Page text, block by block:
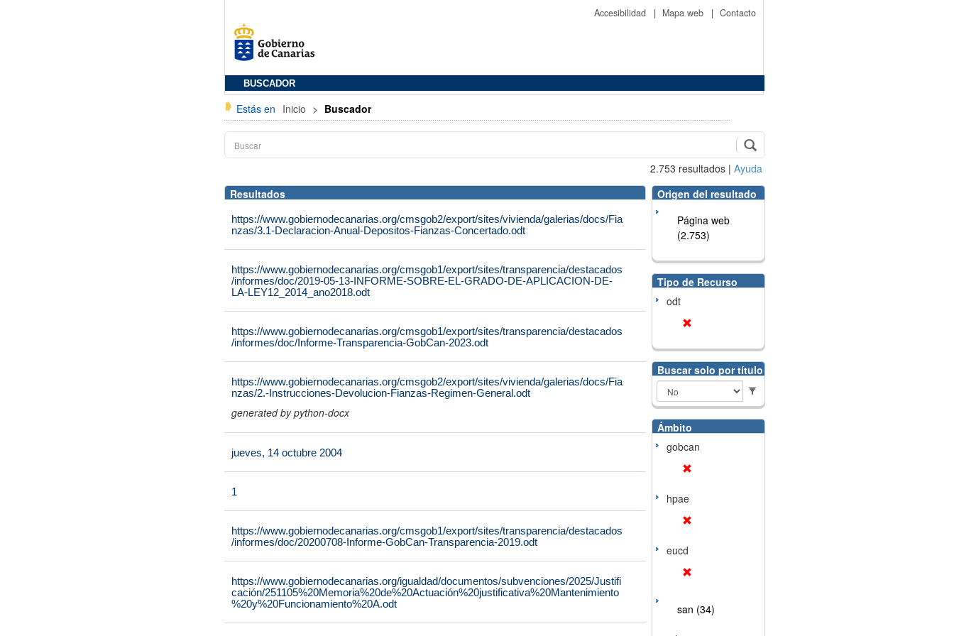
Accesibilidad | Mapa web | Contacto
BUSCADOR
Estás en Inicio > Buscador
2.753 resultados | Ayuda
Resultados
https://www.gobiernodecanarias.org/cmsgob2/export/sites/vivienda/galerias/docs/Fia
nzas/3.1-Declaracion-Anual-Depositos-Fianzas-Concertado.odt
https://www.gobiernodecanarias.org/cmsgob1/export/sites/transparencia/destacados
/informes/doc/2019-05-13-INFORME-SOBRE-EL-GRADO-DE-APLICACION-DE-
LA-LEY12_2014_ano2018.odt
https://www.gobiernodecanarias.org/cmsgob1/export/sites/transparencia/destacados
/informes/doc/Informe-Transparencia-GobCan-2023.odt
https://www.gobiernodecanarias.org/cmsgob2/export/sites/vivienda/galerias/docs/Fia
nzas/2.-Instrucciones-Devolucion-Fianzas-Regimen-General.odt
generated by python-docx
jueves, 14 octubre 2004
1
https://www.gobiernodecanarias.org/cmsgob1/export/sites/transparencia/destacados
/informes/doc/20200708-Informe-GobCan-Transparencia-2019.odt
https://www.gobiernodecanarias.org/igualdad/documentos/subvenciones/2025/Justifi
cación/251105%20Memoria%20de%20Actuación%20justificativa%20Mantenimiento
%20y%20Funcionamiento%20A.odt
Origen del resultado
Página web
(2.753)
Tipo de Recurso
odt
Buscar solo por título
Ámbito
gobcan
hpae
eucd
san (34)